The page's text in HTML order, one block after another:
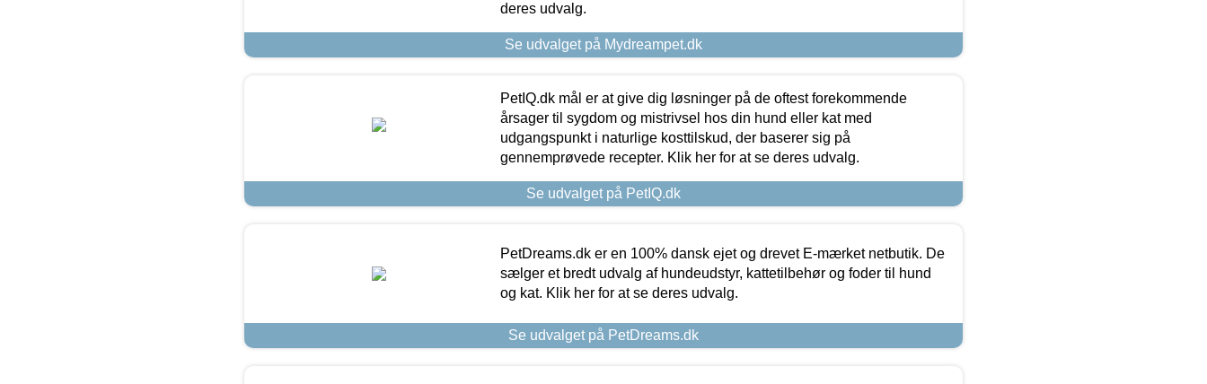
deres udvalg.
Se udvalget på Mydreampet.dk
PetIQ.dk mål er at give dig løsninger på de oftest forekommende
årsager til sygdom og mistrivsel hos din hund eller kat med
udgangspunkt i naturlige kosttilskud, der baserer sig på
gennemprøvede recepter. Klik her for at se deres udvalg.
Se udvalget på PetIQ.dk
PetDreams.dk er en 100% dansk ejet og drevet E-mærket netbutik. De
sælger et bredt udvalg af hundeudstyr, kattetilbehør og foder til hund
og kat. Klik her for at se deres udvalg.
Se udvalget på PetDreams.dk